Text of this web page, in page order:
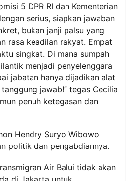
5 DPR RI dan Kementerian
serius, siapkan jawaban
bukan janji palsu yang
rasa keadilan rakyat. Empat
singkat. Di mana sumpah
menjadi penyelenggara
jabatan hanya dijadikan alat
jawab!” tegas Cecilia
penuh ketegasan dan
Hendry Suryo Wibowo
politik dan pengabdiannya.
Air Balui tidak akan